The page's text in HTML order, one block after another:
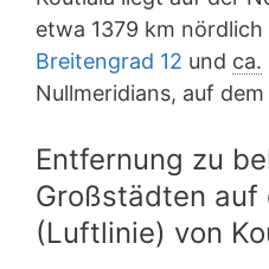
etwa 1379 km
Breitengrad 12 und ca.
Nullmeridians, auf dem
Entfernung zu
Großstädten auf
(Luftlinie) von